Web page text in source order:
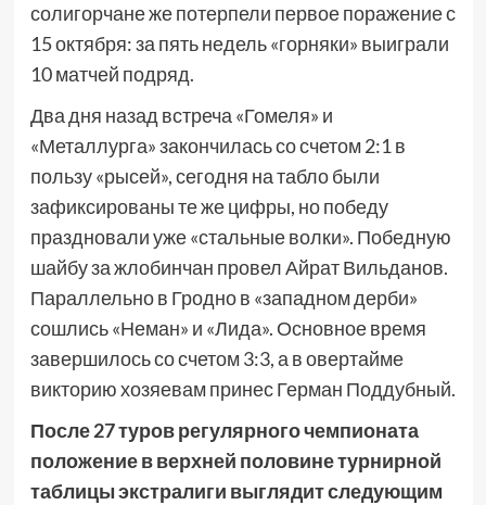
солигорчане же потерпели первое поражение с
15 октября: за пять недель «горняки» выиграли
10 матчей подряд.
Два дня назад встреча «Гомеля» и
«Металлурга» закончилась со счетом 2:1 в
пользу «рысей», сегодня на табло были
зафиксированы те же цифры, но победу
праздновали уже «стальные волки». Победную
шайбу за жлобинчан провел Айрат Вильданов.
Параллельно в Гродно в «западном дерби»
сошлись «Неман» и «Лида». Основное время
завершилось со счетом 3:3, а в овертайме
викторию хозяевам принес Герман Поддубный.
После 27 туров регулярного чемпионата
положение в верхней половине турнирной
таблицы экстралиги выглядит следующим